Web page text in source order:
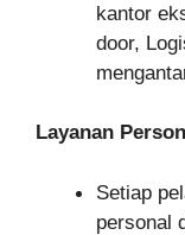
kantor
door,
Layanan
Setiap
personal